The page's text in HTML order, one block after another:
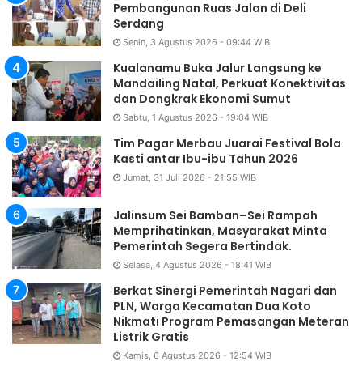
Pembangunan Ruas Jalan di Deli
Serdang
Senin, 3 Agustus 2026 - 09:44 WIB
Kualanamu Buka Jalur Langsung ke
Mandailing Natal, Perkuat Konektivitas
dan Dongkrak Ekonomi Sumut
Sabtu, 1 Agustus 2026 - 19:04 WIB
Tim Pagar Merbau Juarai Festival Bola
Kasti antar Ibu-ibu Tahun 2026
Jumat, 31 Juli 2026 - 21:55 WIB
Jalinsum Sei Bamban–Sei Rampah
Memprihatinkan, Masyarakat Minta
Pemerintah Segera Bertindak.
Selasa, 4 Agustus 2026 - 18:41 WIB
Berkat Sinergi Pemerintah Nagari dan
PLN, Warga Kecamatan Dua Koto
Nikmati Program Pemasangan Meteran
Listrik Gratis
Kamis, 6 Agustus 2026 - 12:54 WIB